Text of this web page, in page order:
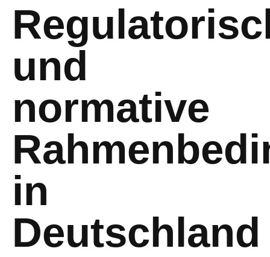
und
normative
in
Deutschland